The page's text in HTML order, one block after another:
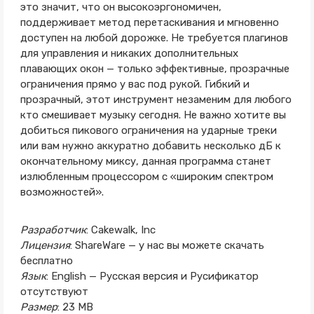
это значит, что он высокоэргономичен,
поддерживает метод перетаскивания и мгновенно
доступен на любой дорожке. Не требуется плагинов
для управления и никаких дополнительных
плавающих окон — только эффективные, прозрачные
ограничения прямо у вас под рукой. Гибкий и
прозрачный, этот инструмент незаменим для любого
кто смешивает музыку сегодня. Не важно хотите вы
добиться пикового ограничения на ударные треки
или вам нужно аккуратно добавить несколько дБ к
окончательному миксу, данная программа станет
излюбленным процессором с «широким спектром
возможностей».
Разработчик: Cakewalk, Inc
Лицензия: ShareWare — у нас вы можете скачать
бесплатно
Язык: English — Русская версия и Русификатор
отсутствуют
Размер: 23 MB